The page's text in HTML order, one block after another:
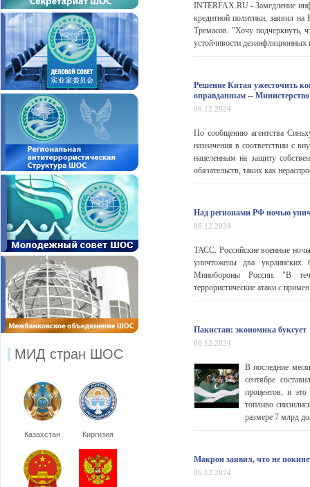
МИД стран ШОС
Казахстан Киргизия
INTERFAX.RU - Замедление
кредитной политики, заявил на
Тремасов. "Хочу подчеркнуть,
устойчивости
Решение Китая ужесточить
оправданным --
06.12.2024
По сообщению агентства
назначения в соответствии с
нацеленным на защиту
обязательств, таких как
Над регионами РФ ночью
06.12.2024
ТАСС. Российские военные
уничтожены два украинских
Минобороны России. "В
террористические атаки с
Пакистан: экономика буксует
06.12.2024
В последние
сентябре
процентов, и
топливо
размере 7 млрд
Макрон заявил, что не
06.12.2024